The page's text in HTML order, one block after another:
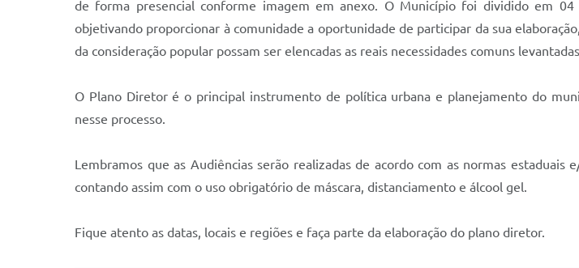
de forma presencial conforme imagem em anexo. O Município foi dividido em
objetivando proporcionar à comunidade a oportunidade de participar da sua
da consideração popular possam ser elencadas as reais necessidades comuns levantadas.
O Plano Diretor é o principal instrumento de política urbana e planejamento do
nesse processo.
Lembramos que as Audiências serão realizadas de acordo com as normas
contando assim com o uso obrigatório de máscara, distanciamento e álcool gel.
Fique atento as datas, locais e regiões e faça parte da elaboração do plano diretor.